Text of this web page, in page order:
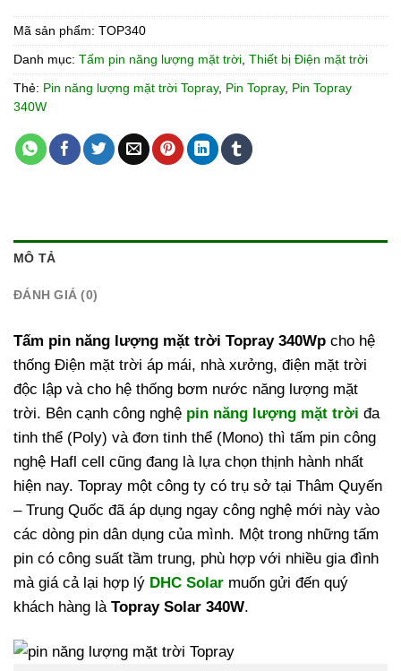
Mã sản phẩm: TOP340
Danh mục: Tấm pin năng lượng mặt trời, Thiết bị Điện mặt trời
Thẻ: Pin năng lượng mặt trời Topray, Pin Topray, Pin Topray
340W
MÔ TẢ
ĐÁNH GIÁ (0)
Tấm pin năng lượng mặt trời Topray 340Wp cho hệ
thống Điện mặt trời áp mái, nhà xưởng, điện mặt trời
độc lập và cho hệ thống bơm nước năng lượng mặt
trời. Bên cạnh công nghệ pin năng lượng mặt trời đa
tinh thể (Poly) và đơn tinh thể (Mono) thì tấm pin công
nghệ Hafl cell cũng đang là lựa chọn thịnh hành nhất
hiện nay. Topray một công ty có trụ sở tại Thâm Quyến
– Trung Quốc đã áp dụng ngay công nghệ mới này vào
các dòng pin dân dụng của mình. Một trong những tấm
pin có công suất tầm trung, phù hợp với nhiều gia đình
mà giá cả lại hợp lý DHC Solar muốn gửi đến quý
khách hàng là Topray Solar 340W.